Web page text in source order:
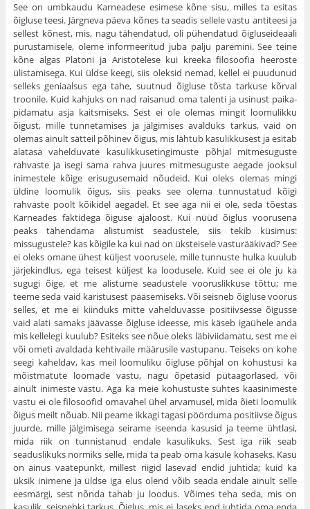
See on umbkaudu Karneadese esimese kõne sisu, milles ta esitas
õigluse teesi. Järgneva päeva kõnes ta seadis sellele vastu antiteesi ja
sellest kõnest, mis, nagu tähendatud, oli pühendatud õigluseideaali
purustamisele, oleme infor­meeritud juba palju paremini. See teine
kõne algas Platoni ja Aristotelese kui kreeka filosoofia heeroste
ülistamisega. Kui üldse keegi, siis oleksid nemad, kellel ei puudunud
selleks geniaalsus ega tahe, suutnud õigluse tõsta tarkuse kõrval
troonile. Kuid kahjuks on nad raisanud oma talenti ja usinust paika­
pidamatu asja kaitsmiseks. Sest ei ole olemas mingit loomulikku
õigust, mille tunnetamises ja jälgimises avalduks tarkus, vaid on
olemas ainult sätteil põhinev õigus, mis lähtub kasulikkusest ja esitab
alatasa vahelduvate kasulikkusetingimuste põhjal mitmesuguste
rahvaste ja isegi sama rahva juures mit­mesuguste aegade jooksul
inimestele kõige erisugusemaid nõudeid. Kui oleks olemas mingi
üldine loomulik õigus, siis peaks see olema tunnustatud kõigi
rahvaste poolt kõikidel aegadel. Et see aga nii ei ole, seda tõestas
Karneades faktidega õiguse ajaloost. Kui nüüd õiglus voorusena
peaks tähendama alistu­mist seadustele, siis tekib küsimus:
missugustele? kas kõigile ka kui nad on üksteisele vasturääkivad? See
ei oleks omane ühest küljest voorusele, mille tunnuste hulka kuulub
järjekindlus, ega teisest küljest ka loodusele. Kuid see ei ole ju ka
sugugi õige, et me alistume seadustele vooruslikkuse tõttu; me
teeme seda vaid karistusest pääsemiseks. Või seisneb õigluse voorus
selles, et me ei kiinduks mitte vahelduvasse positiivsesse õigusse
vaid alati samaks jäävasse õigluse ideesse, mis käseb igaühele anda
mis kellelegi kuulub? Esiteks see nõue oleks läbiviidamatu, sest me ei
või ometi avaldada kehtivaile määrusile vastupanu. Teiseks on kohe
seegi kaheldav, kas meil loomuliku õigluse põhjal on kohustusi ka
mõistmatute loomade vastu, nagu õpetasid pütaagorlased, või
ainult inimeste vastu. Aga ka meie kohustuste suhtes kaasinimeste
vastu ei ole filosoofid omavahel ühel arvamusel, mida õieti loomulik
õigus meilt nõuab. Nii peame ikkagi tagasi pöörduma positiivse õigus
juurde, mille jälgimisega seirame iseenda kasusid ja teeme ühtlasi,
mida riik on tunnistanud endale kasulikuks. Sest iga riik seab
seaduslikuks normiks selle, mida ta peab oma kasule kohaseks. Kasu
on ainus vaatepunkt, millest riigid lasevad endid juhtida; kuid ka
üksik inimene ja üldse iga elus olend võib seada endale ainult selle
eesmärgi, sest nõnda tahab ju loodus. Võimes teha seda, mis on